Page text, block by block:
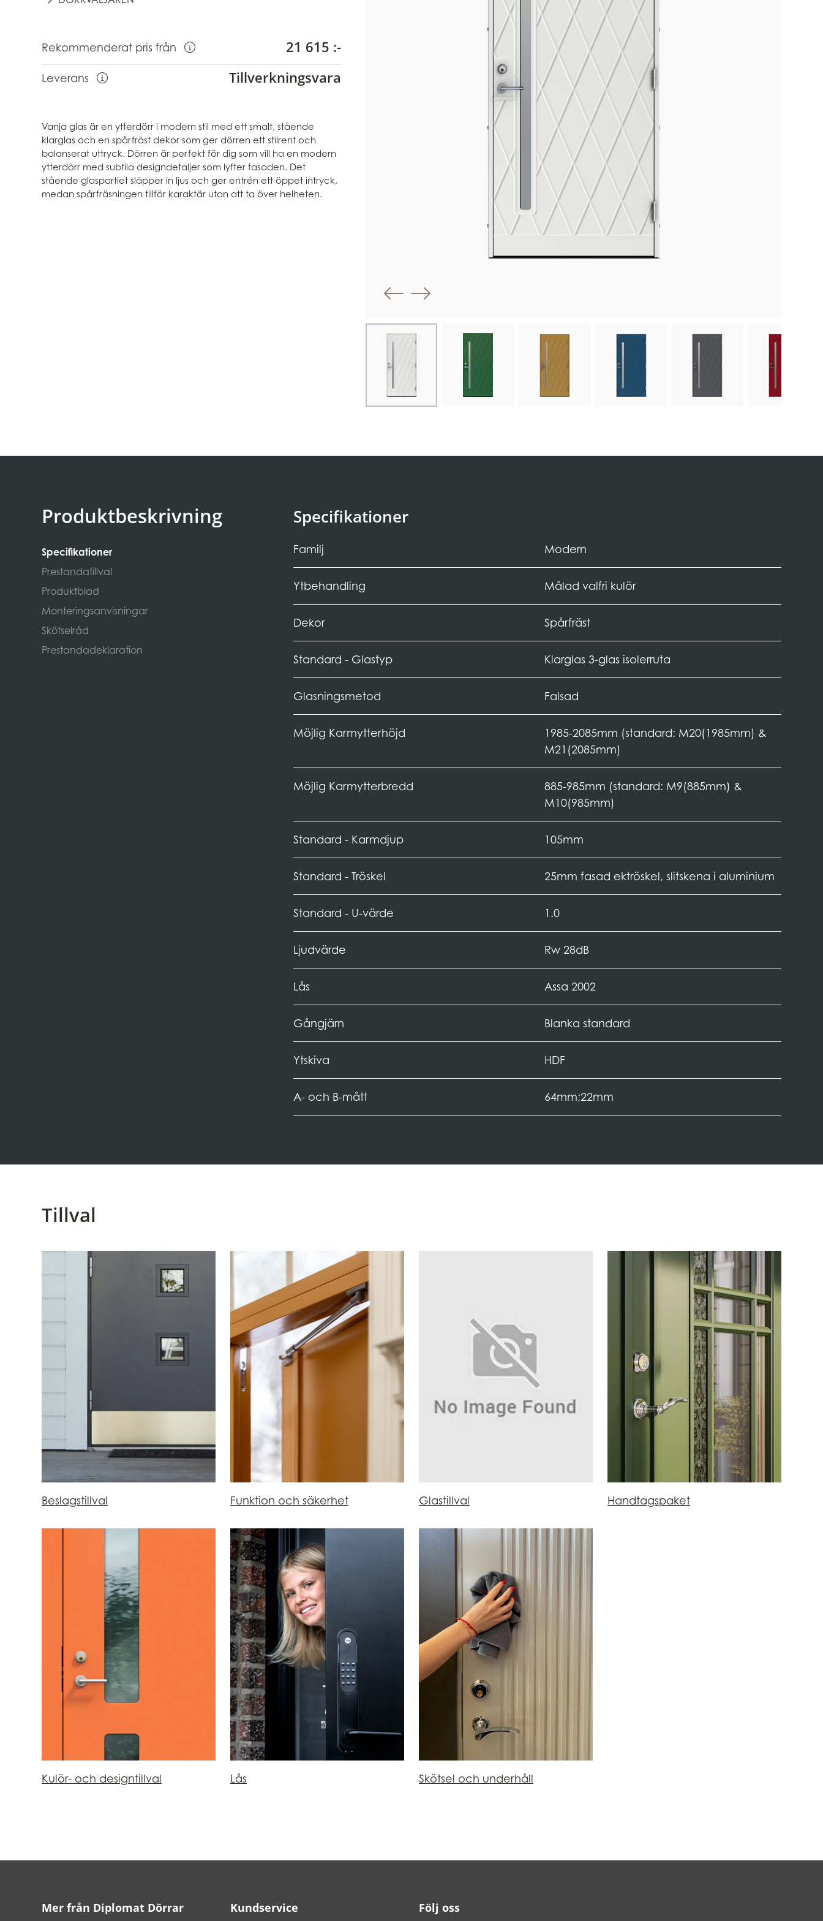
Rekommenderat pris från
Visa information om Rekommenderat pris från
21 615 :-
Leverans
Tillverkningsvara
Vanja glas är en ytterdörr i modern stil med ett smalt, stående
klarglas och en spårfräst dekor som ger dörren ett stilrent och
balanserat uttryck. Dörren är perfekt för dig som vill ha en modern
ytterdörr med subtila designdetaljer som lyfter fasaden. Det
stående glaspartiet släpper in ljus och ger entrén ett öppet intryck,
medan spårfräsningen tillför karaktär utan att ta över helheten.
Föregående bild
Nästa bild
Choose image Choose image Choose image Choose image Choose image Choose
Produktbeskrivning
Specifikationer
Prestandatillval
Produktblad
Monteringsanvisningar
Skötselråd
Prestandadeklaration
Specifikationer
Familj Modern
Ytbehandling Målad valfri kulör
Dekor Spårfräst
Standard - Glastyp Klarglas 3-glas isolerruta
Glasningsmetod Falsad
Möjlig Karmytterhöjd
1985-2085mm (standard: M20(1985mm) &
M21(2085mm)
Möjlig Karmytterbredd
885-985mm (standard: M9(885mm) &
M10(985mm)
Standard - Karmdjup 105mm
Standard - Tröskel 25mm fasad ektröskel, slitskena i aluminium
Standard - U-värde 1.0
Ljudvärde Rw 28dB
Lås Assa 2002
Gångjärn Blanka standard
Ytskiva HDF
A- och B-mått 64mm;22mm
Tillval
Beslagstillval Funktion och säkerhet Glastillval Handtagspaket
Kulör- och designtillval Lås Skötsel och underhåll
Mer från Diplomat Dörrar Kundservice Följ oss